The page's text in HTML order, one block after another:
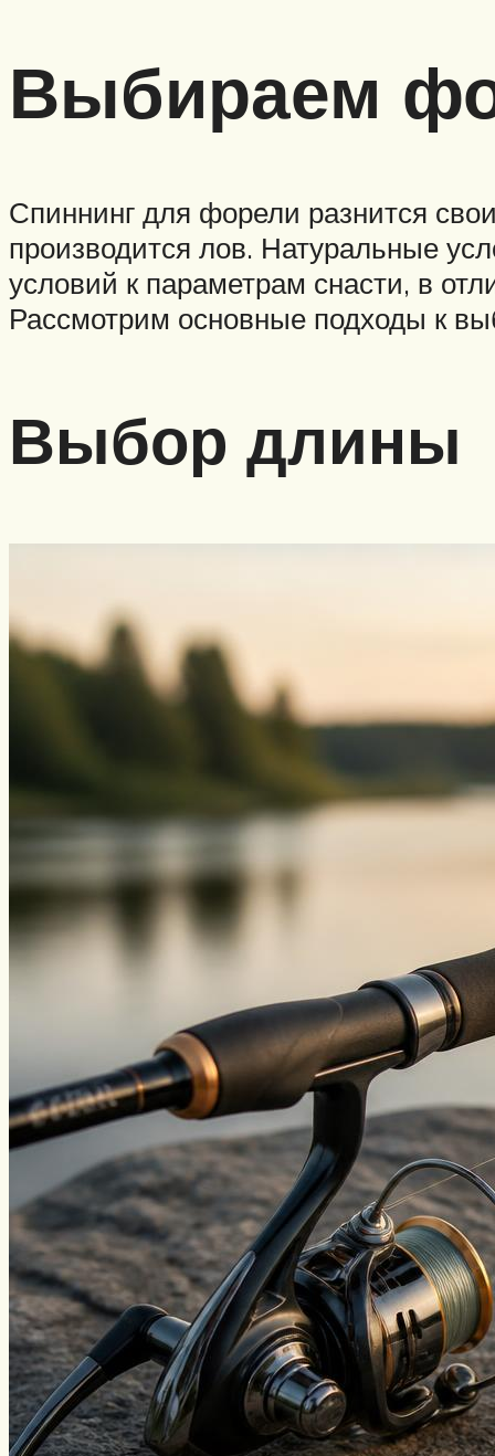
Выбираем
Спиннинг для форели разнится
производится лов. Натуральные
условий к параметрам снасти, в
Рассмотрим основные подходы к
Выбор длины